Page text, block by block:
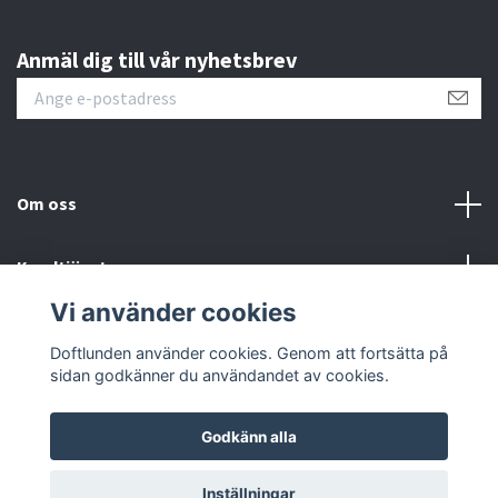
Anmäl dig till vår nyhetsbrev
Om oss
Kundtjänst
© 2026 Doftlunden
Vi använder cookies
Doftlunden använder cookies. Genom att fortsätta på
sidan godkänner du användandet av cookies.
Godkänn alla
Inställningar